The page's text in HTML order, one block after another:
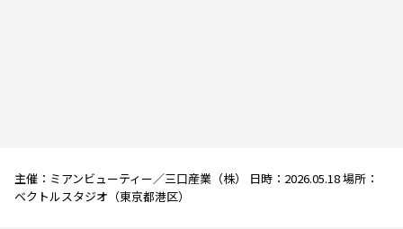
主催：ミアンビューティー／三口産業（株） 日時：2026.05.18 場所：
ベクトルスタジオ（東京都港区）